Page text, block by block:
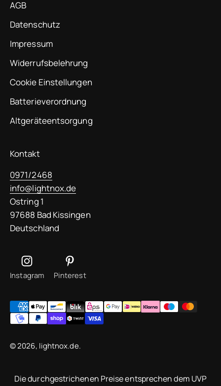
AGB
Datenschutz
Impressum
Widerrufsbelehrung
Cookie Einstellungen
Batterieverordnung
Altgeräteentsorgung
Kontakt
0971/2468
info@lightnox.de
Ostring 1
97688 Bad Kissingen
Deutschland
Instagram Pinterest
© 2026, lightnox.de.
Die durchgestrichenen Preise entsprechen dem UVP